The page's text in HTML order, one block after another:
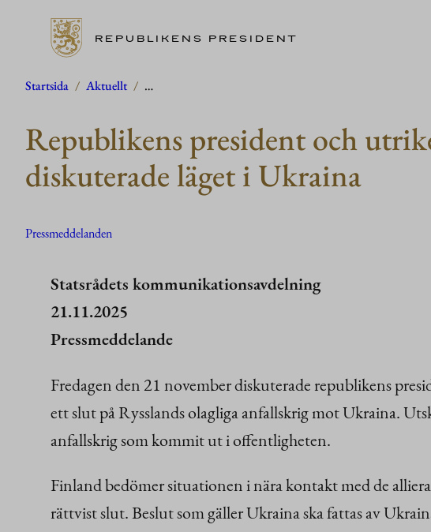
Hoppa
innehåll
REPUBLIKENS PRESIDENT
Startsida / Aktuellt / …
Republikens president och
diskuterade läget i Ukraina
Pressmeddelanden
Statsrådets kommunikationsavdelning
21.11.2025
Pressmeddelande
Fredagen den 21 november diskuterade republikens
ett slut på Rysslands olagliga anfallskrig mot Ukraina.
anfallskrig som kommit ut i offentligheten.
Finland bedömer situationen i nära kontakt med de
rättvist slut. Beslut som gäller Ukraina ska fattas av